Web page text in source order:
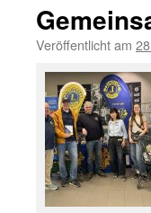
Veröffentlicht am